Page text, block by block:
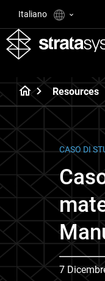
Italiano
Resources
CASO DI
7